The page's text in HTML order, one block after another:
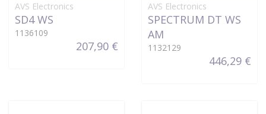
AVS Electronics
SD4 WS
1136109
207,90 €
AVS Electronics
SPECTRUM DT WS
AM
1132129
446,29 €